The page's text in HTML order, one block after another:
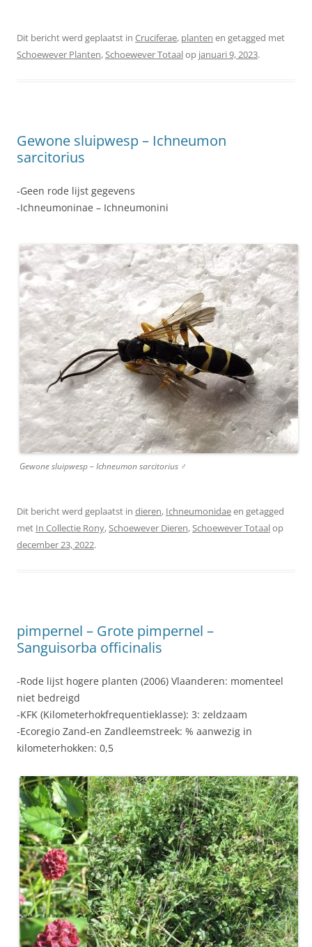
Dit bericht werd geplaatst in Cruciferae, planten en getagged met
Schoewever Planten,Schoewever Totaalop januari 9, 2023.
Gewone sluipwesp – Ichneumon
sarcitorius
-Geen rode lijst gegevens
-Ichneumoninae – Ichneumonini
Gewone sluipwesp – Ichneumon sarcitorius ♂
Dit bericht werd geplaatst in dieren, Ichneumonidaeen getagged
met In Collectie Rony,Schoewever Dieren,Schoewever Totaalop
december 23, 2022.
pimpernel – Grote pimpernel –
Sanguisorba officinalis
-Rode lijst hogere planten (2006) Vlaanderen: momenteel
niet bedreigd
-KFK (Kilometerhokfrequentieklasse): 3: zeldzaam
-Ecoregio Zand-en Zandleemstreek: % aanwezig in
kilometerhokken: 0,5